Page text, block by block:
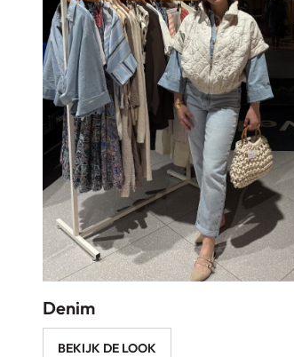
Denim
BEKIJK DE LOOK